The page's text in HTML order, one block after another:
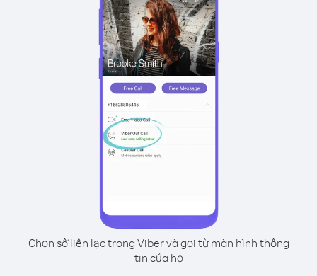
Chọn số liên lạc trong Viber và gọi từ màn hình thông
tin của họ